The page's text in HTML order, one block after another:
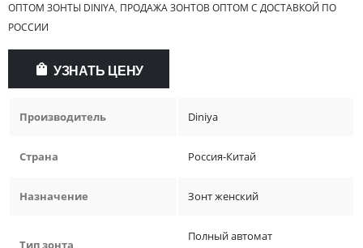
ОПТОМ ЗОНТЫ DINIYA, ПРОДАЖА ЗОНТОВ ОПТОМ С ДОСТАВКОЙ ПО
РОССИИ
УЗНАТЬ ЦЕНУ
Производитель Diniya
Страна Россия-Китай
Назначение Зонт женский
Тип зонта
Полный автомат